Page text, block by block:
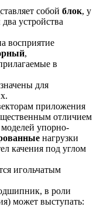
собой блок, у
устройства
восприятие
,
в
для
приложения
отличием
упорно-
нагрузки
качения под углом
игольчатым
в роли
может выступать: